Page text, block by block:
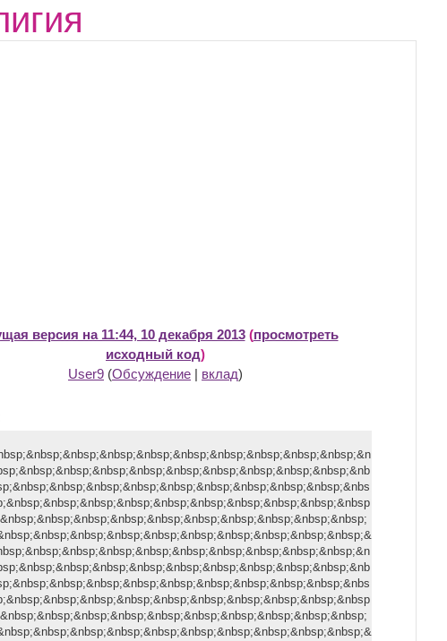
версия на 11:44, 10 декабря 2013(просмотреть
исходный код)
User9 (Обсуждение | вклад)